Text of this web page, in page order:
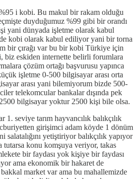
i kobi. Bu makul bir rakam olduğu
duyduğumuz %99 gibi bir orandı
yani dünyada işletme olarak kabul
kobi olarak kabul ediliyor yani bir torna
bir çırağı var bu bir kobi Türkiye için
biz eskiden internette belirli forumlara
çözüm ortağı başvurusu yapınca
işletme 0-500 bilgisayar arası orta
arası yani bilemiyorum bizde 500-
telekomcular bankalar dışında pek
bilgisayar yoktur 2500 kişi bile olsa.
seviye tarım hayvancılık balıkçılık
girişimci adam köyde 1 dönüm
yetiştiriyor balıkçılık yapıyor
tutarsa konu komşuya veriyor, takas
bir faydası yok kişiye bir faydası
ama ekonomik bir hakaret de
market var ama bu mahallemizde